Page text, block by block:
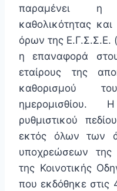
παραμένει η
καθολικότητας
όρων της Ε.Γ.Σ.Σ.Ε.
η επαναφορά
εταίρους της
καθορισμού
ρυθμιστικού
εκτός όλων των
υποχρεώσεων
της Κοινοτικής
που εκδόθηκε